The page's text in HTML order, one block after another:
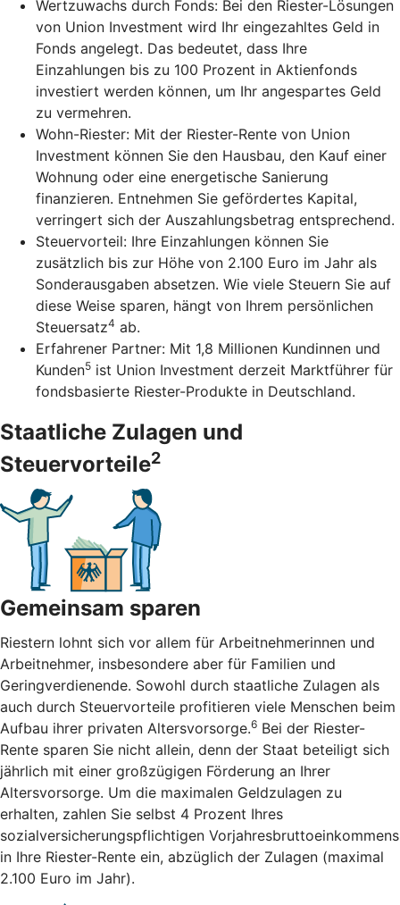
Wertzuwachs durch Fonds: Bei den Riester-Lösungen
von Union Investment wird Ihr eingezahltes Geld in
Fonds angelegt. Das bedeutet, dass Ihre
Einzahlungen bis zu 100 Prozent in Aktienfonds
investiert werden können, um Ihr angespartes Geld
zu vermehren.
Wohn-Riester: Mit der Riester-Rente von Union
Investment können Sie den Hausbau, den Kauf einer
Wohnung oder eine energetische Sanierung
finanzieren. Entnehmen Sie gefördertes Kapital,
verringert sich der Auszahlungsbetrag entsprechend.
Steuervorteil: Ihre Einzahlungen können Sie
zusätzlich bis zur Höhe von 2.100 Euro im Jahr als
Sonderausgaben absetzen. Wie viele Steuern Sie auf
diese Weise sparen, hängt von Ihrem persönlichen
Steuersatz4 ab.
Erfahrener Partner: Mit 1,8 Millionen Kundinnen und
Kunden5 ist Union Investment derzeit Marktführer für
fondsbasierte Riester-Produkte in Deutschland.
Staatliche Zulagen und
Steuervorteile2
Gemeinsam sparen
Riestern lohnt sich vor allem für Arbeitnehmerinnen und
Arbeitnehmer, insbesondere aber für Familien und
Geringverdienende. Sowohl durch staatliche Zulagen als
auch durch Steuervorteile profitieren viele Menschen beim
Aufbau ihrer privaten Altersvorsorge.6 Bei der Riester-
Rente sparen Sie nicht allein, denn der Staat beteiligt sich
jährlich mit einer großzügigen Förderung an Ihrer
Altersvorsorge. Um die maximalen Geldzulagen zu
erhalten, zahlen Sie selbst 4 Prozent Ihres
sozialversicherungspflichtigen Vorjahresbruttoeinkommens
in Ihre Riester-Rente ein, abzüglich der Zulagen (maximal
2.100 Euro im Jahr).